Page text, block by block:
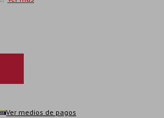
Ver medios de pagos